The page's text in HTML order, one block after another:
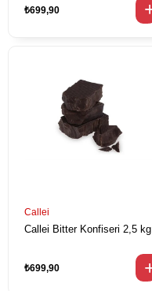
₺699,90
Callei
Callei Bitter Konfiseri 2,5 kg
₺699,90